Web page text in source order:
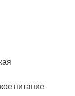
питание